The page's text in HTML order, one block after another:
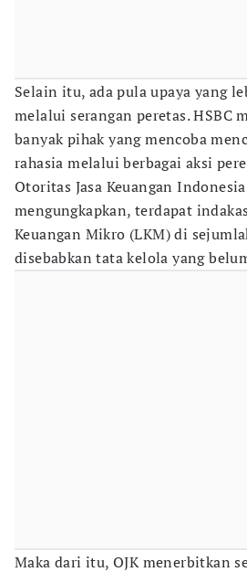
Selain itu, ada pula upaya yang
melalui serangan peretas. HSBC
banyak pihak yang mencoba
rahasia melalui berbagai aksi
Otoritas Jasa Keuangan
mengungkapkan, terdapat
Keuangan Mikro (LKM) di
disebabkan tata kelola yang
Maka dari itu, OJK menerbitkan